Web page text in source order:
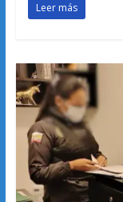
Leer más